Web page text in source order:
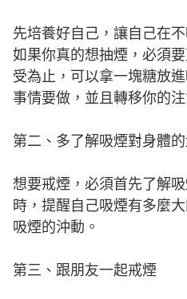
先培養好自己，讓自己在
如果你真的想抽煙，必須
受為止，可以拿一塊糖放
事情要做，並且轉移你的
第二、多了解吸煙對身體
想要戒煙，必須首先了解
時，提醒自己吸煙有多麼
吸煙的沖動。
第三、跟朋友一起戒煙